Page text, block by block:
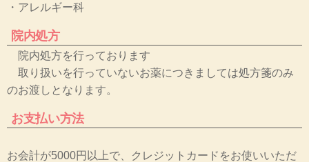
・アレルギー科
院内処方
院内処方を行っております
取り扱いを行っていないお薬につきましては処方箋のみ
のお渡しとなります。
お支払い方法
お会計が5000円以上で、クレジットカードをお使いいただ